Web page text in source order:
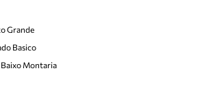
Grande
Basico
Montaria